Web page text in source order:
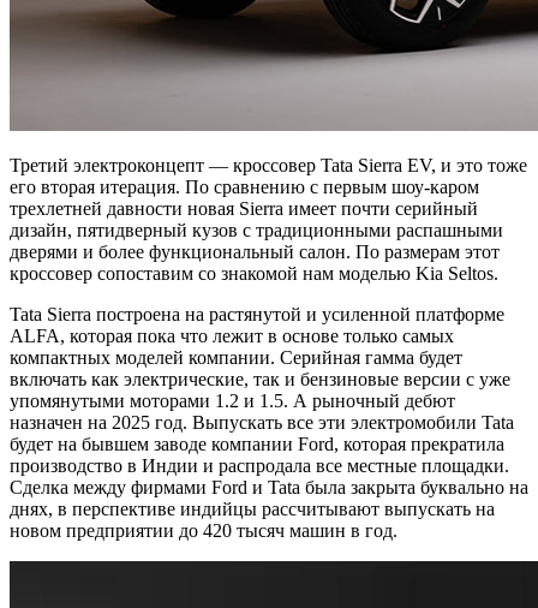
Третий электроконцепт — кроссовер Tata Sierra EV, и это тоже
его вторая итерация. По сравнению с первым шоу-каром
трехлетней давности новая Sierra имеет почти серийный
дизайн, пятидверный кузов с традиционными распашными
дверями и более функциональный салон. По размерам этот
кроссовер сопоставим со знакомой нам моделью Kia Seltos.
Tata Sierra построена на растянутой и усиленной платформе
ALFA, которая пока что лежит в основе только самых
компактных моделей компании. Серийная гамма будет
включать как электрические, так и бензиновые версии с уже
упомянутыми моторами 1.2 и 1.5. А рыночный дебют
назначен на 2025 год. Выпускать все эти электромобили Tata
будет на бывшем заводе компании Ford, которая прекратила
производство в Индии и распродала все местные площадки.
Сделка между фирмами Ford и Tata была закрыта буквально на
днях, в перспективе индийцы рассчитывают выпускать на
новом предприятии до 420 тысяч машин в год.